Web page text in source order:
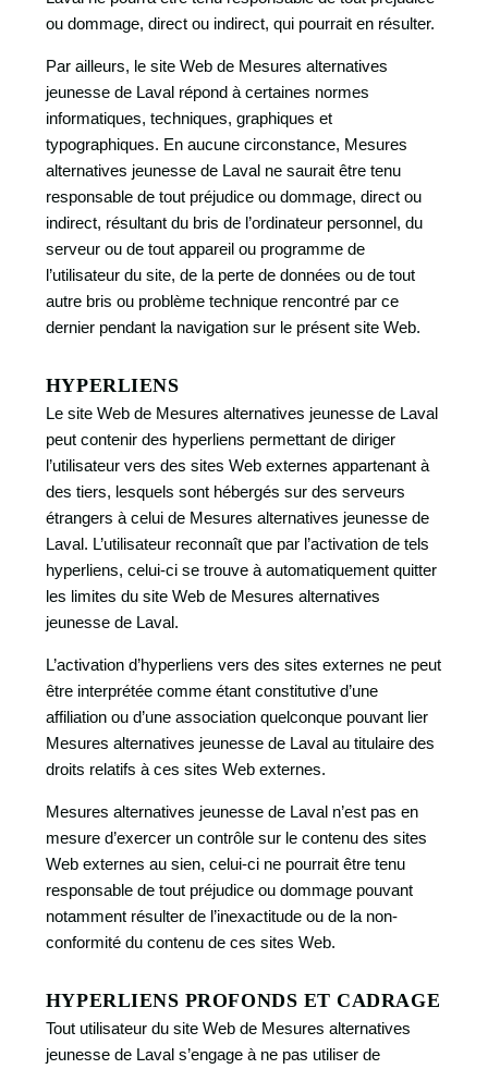
ou dommage, direct ou indirect, qui pourrait en résulter.
Par ailleurs, le site Web de Mesures alternatives
jeunesse de Laval répond à certaines normes
informatiques, techniques, graphiques et
typographiques. En aucune circonstance, Mesures
alternatives jeunesse de Laval ne saurait être tenu
responsable de tout préjudice ou dommage, direct ou
indirect, résultant du bris de l’ordinateur personnel, du
serveur ou de tout appareil ou programme de
l’utilisateur du site, de la perte de données ou de tout
autre bris ou problème technique rencontré par ce
dernier pendant la navigation sur le présent site Web.
HYPERLIENS
Le site Web de Mesures alternatives jeunesse de Laval
peut contenir des hyperliens permettant de diriger
l’utilisateur vers des sites Web externes appartenant à
des tiers, lesquels sont hébergés sur des serveurs
étrangers à celui de Mesures alternatives jeunesse de
Laval. L’utilisateur reconnaît que par l’activation de tels
hyperliens, celui-ci se trouve à automatiquement quitter
les limites du site Web de Mesures alternatives
jeunesse de Laval.
L’activation d’hyperliens vers des sites externes ne peut
être interprétée comme étant constitutive d’une
affiliation ou d’une association quelconque pouvant lier
Mesures alternatives jeunesse de Laval au titulaire des
droits relatifs à ces sites Web externes.
Mesures alternatives jeunesse de Laval n’est pas en
mesure d’exercer un contrôle sur le contenu des sites
Web externes au sien, celui-ci ne pourrait être tenu
responsable de tout préjudice ou dommage pouvant
notamment résulter de l’inexactitude ou de la non-
conformité du contenu de ces sites Web.
HYPERLIENS PROFONDS ET CADRAGE
Tout utilisateur du site Web de Mesures alternatives
jeunesse de Laval s’engage à ne pas utiliser de